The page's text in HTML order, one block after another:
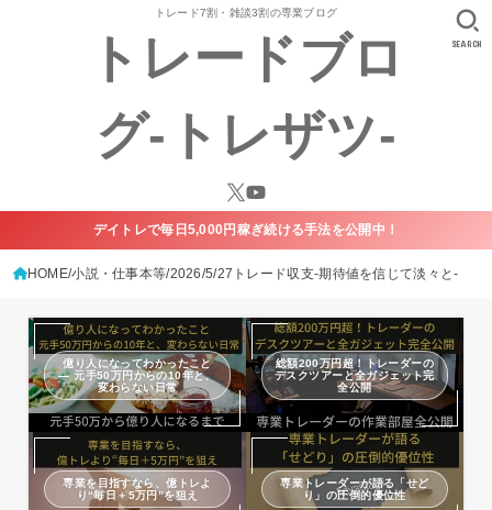
トレード7割・雑談3割の専業ブログ
トレードブロ
グ-トレザツ-
SEARCH
デイトレで毎日5,000円稼ぎ続ける手法を公開中！
HOME 小説・仕事本等 2026/5/27トレード収支-期待値を信じて淡々と-
億り人になってわかったこと
— 元手50万円からの10年と、
変わらない日常
総額200万円超！トレーダーの
デスクツアーと全ガジェット完
全公開
専業を目指すなら、億トレよ
り“毎日＋5万円”を狙え
専業トレーダーが語る「せど
り」の圧倒的優位性